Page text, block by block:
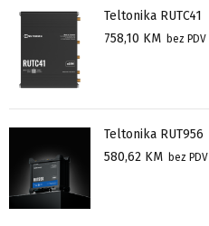
Teltonika RUTC41
758,10 KM bez PDV
Teltonika RUT956
580,62 KM bez PDV